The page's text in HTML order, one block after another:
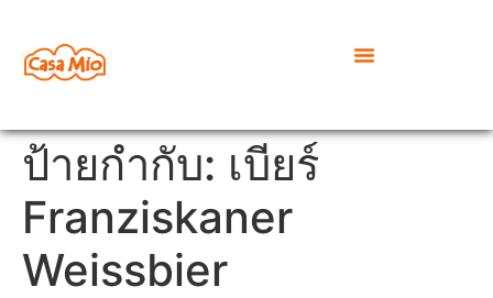
ป้ายกำกับ: เบียร์
Franziskaner
Weissbier